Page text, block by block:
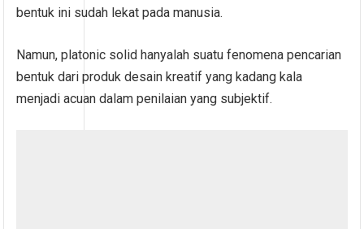
bentuk ini sudah lekat pada manusia.
Namun, platonic solid hanyalah suatu fenomena pencarian
bentuk dari produk desain kreatif yang kadang kala
menjadi acuan dalam penilaian yang subjektif.